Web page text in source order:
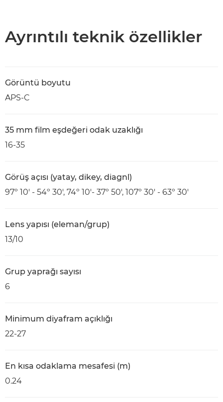
Ayrıntılı teknik özellikler
Görüntü boyutu
APS-C
35 mm film eşdeğeri odak uzaklığı
16-35
Görüş açısı (yatay, dikey, diagnl)
97º 10' - 54º 30', 74º 10'- 37º 50', 107º 30' - 63º 30'
Lens yapısı (eleman/grup)
13/10
Grup yaprağı sayısı
6
Minimum diyafram açıklığı
22-27
En kısa odaklama mesafesi (m)
0.24